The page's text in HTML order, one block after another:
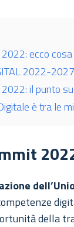
ecco
2022-2027
il punto
è tra le
della